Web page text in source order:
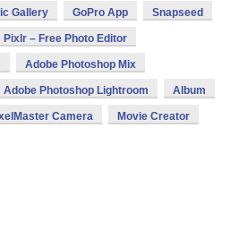
Gallery GoPro App Snapseed
Pixlr – Free Photo Editor
Adobe Photoshop Mix
Adobe Photoshop Lightroom Album
Camera Movie Creator